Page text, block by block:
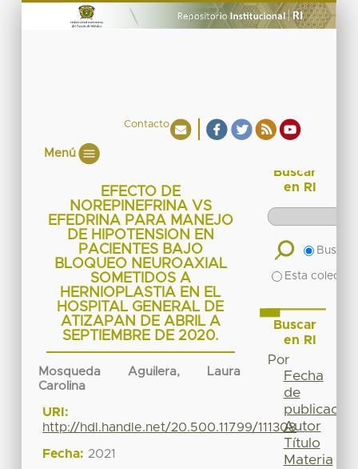
Contacto
Menú
EFECTO DE
NOREPINEFRINA VS
EFEDRINA PARA MANEJO
DE HIPOTENSION EN
PACIENTES BAJO
BLOQUEO NEUROAXIAL
SOMETIDOS A
HERNIOPLASTIA EN EL
HOSPITAL GENERAL DE
ATIZAPAN DE ABRIL A
SEPTIEMBRE DE 2020.
Mosqueda Aguilera, Laura
Carolina
URI:
http://hdl.handle.net/20.500.11799/111308
Fecha: 2021
Buscar
en RI
Buscar
Esta
Buscar
en RI
Por
Fecha
de
publicación
Autor
Título
Materia